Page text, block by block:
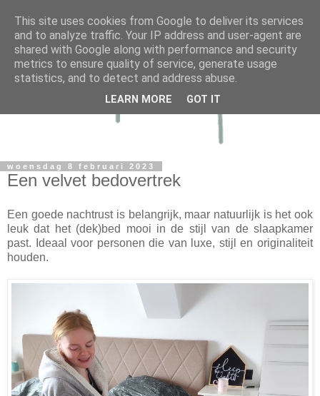
woensdag 8 februari 2023
Een velvet bedovertrek
Een goede nachtrust is belangrijk, maar natuurlijk is het ook
leuk dat het (dek)bed mooi in de stijl van de slaapkamer
past. Ideaal voor personen die van luxe, stijl en originaliteit
houden.
This site uses cookies from Google to deliver its services
and to analyze traffic. Your IP address and user-agent are
shared with Google along with performance and security
metrics to ensure quality of service, generate usage
statistics, and to detect and address abuse.
LEARN MORE GOT IT